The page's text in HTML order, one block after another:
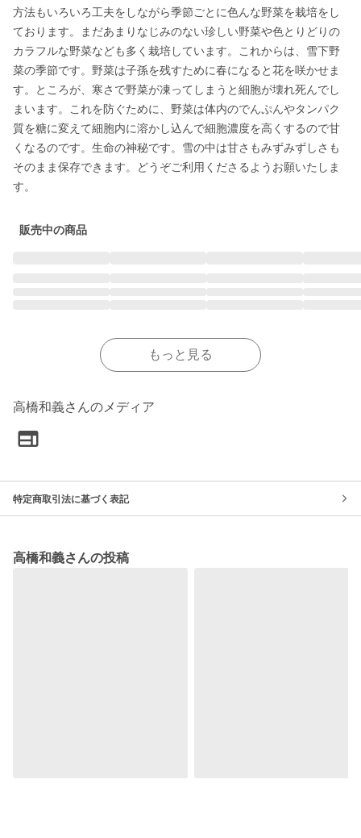
方法もいろいろ工夫をしながら季節ごとに色んな野菜を栽培をし
ております。まだあまりなじみのない珍しい野菜や色とりどりの
カラフルな野菜なども多く栽培しています。これからは、雪下野
菜の季節です。野菜は子孫を残すために春になると花を咲かせま
す。ところが、寒さで野菜が凍ってしまうと細胞が壊れ死んでし
まいます。これを防ぐために、野菜は体内のでんぷんやタンパク
質を糖に変えて細胞内に溶かし込んで細胞濃度を高くするので甘
くなるのです。生命の神秘です。雪の中は甘さもみずみずしさも
そのまま保存できます。どうぞご利用くださるようお願いたしま
販売中の商品
もっと見る
高橋和義さんのメディア
特定商取引法に基づく表記
高橋和義さんの投稿